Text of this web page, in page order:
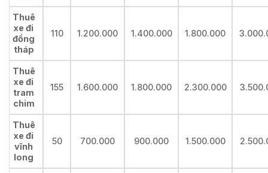
Thuê
xe đi
đồng
tháp
110 1.200.000 1.400.000 1.800.000
Thuê
xe đi
tram
chim
155 1.600.000 1.800.000 2.300.000
Thuê
xe đi
vĩnh
long
50 700.000 900.000 1.500.000